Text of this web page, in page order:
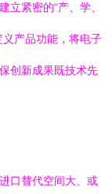
立紧密的“产、学、
产品功能，将电子
创新成果既技术先
口替代空间大、或